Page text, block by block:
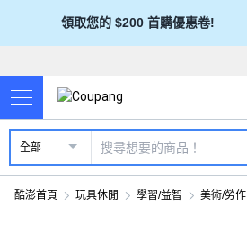
領取您的 $200 首購優惠卷!
全部
酷澎首頁 玩具休閒 學習/益智 美術/勞作